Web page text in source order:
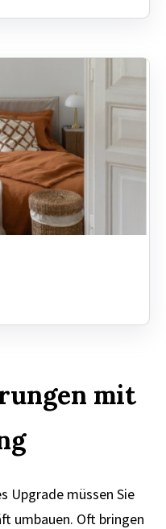
mit
Upgrade müssen Sie
umbauen. Oft bringen